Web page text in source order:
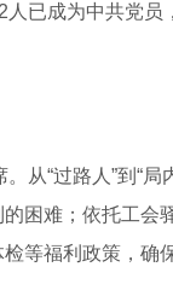
已成为中共党员
“过路人”到“局
困难；依托工会
等福利政策，确